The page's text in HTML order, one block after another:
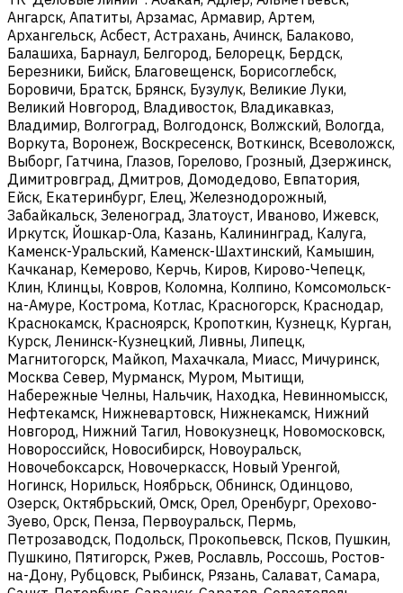
Ангарск, Апатиты, Арзамас, Армавир, Артем,
Архангельск, Асбест, Астрахань, Ачинск, Балаково,
Балашиха, Барнаул, Белгород, Белорецк, Бердск,
Березники, Бийск, Благовещенск, Борисоглебск,
Боровичи, Братск, Брянск, Бузулук, Великие Луки,
Великий Новгород, Владивосток, Владикавказ,
Владимир, Волгоград, Волгодонск, Волжский, Вологда,
Воркута, Воронеж, Воскресенск, Воткинск, Всеволожск,
Выборг, Гатчина, Глазов, Горелово, Грозный, Дзержинск,
Димитровград, Дмитров, Домодедово, Евпатория,
Ейск, Екатеринбург, Елец, Железнодорожный,
Забайкальск, Зеленоград, Златоуст, Иваново, Ижевск,
Иркутск, Йошкар-Ола, Казань, Калининград, Калуга,
Каменск-Уральский, Каменск-Шахтинский, Камышин,
Качканар, Кемерово, Керчь, Киров, Кирово-Чепецк,
Клин, Клинцы, Ковров, Коломна, Колпино, Комсомольск-
на-Амуре, Кострома, Котлас, Красногорск, Краснодар,
Краснокамск, Красноярск, Кропоткин, Кузнецк, Курган,
Курск, Ленинск-Кузнецкий, Ливны, Липецк,
Магнитогорск, Майкоп, Махачкала, Миасс, Мичуринск,
Москва Север, Мурманск, Муром, Мытищи,
Набережные Челны, Нальчик, Находка, Невинномысск,
Нефтекамск, Нижневартовск, Нижнекамск, Нижний
Новгород, Нижний Тагил, Новокузнецк, Новомосковск,
Новороссийск, Новосибирск, Новоуральск,
Новочебоксарск, Новочеркасск, Новый Уренгой,
Ногинск, Норильск, Ноябрьск, Обнинск, Одинцово,
Озерск, Октябрьский, Омск, Орел, Оренбург, Орехово-
Зуево, Орск, Пенза, Первоуральск, Пермь,
Петрозаводск, Подольск, Прокопьевск, Псков, Пушкин,
Пушкино, Пятигорск, Ржев, Рославль, Россошь, Ростов-
на-Дону, Рубцовск, Рыбинск, Рязань, Салават, Самара,